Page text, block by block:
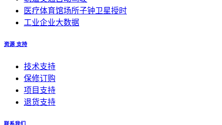
医疗体育馆场所子钟卫星授时
工业企业大数据
资源 支持
技术支持
保修订购
项目支持
退货支持
联系我们